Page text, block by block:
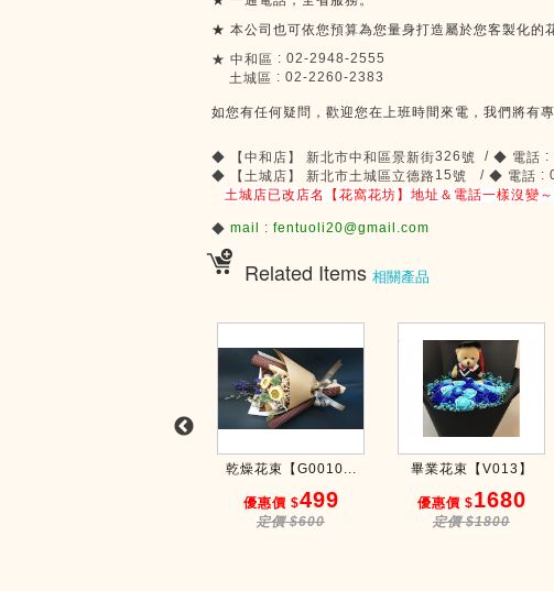
★ 本公司也可依您預算為您量身打造屬於您客製化的
★ 中和區 : 02-2948-2555
土城區 : 02-2260-2383
如您有任何疑問，歡迎您在上班時間來電，我們將有專
◆ 【中和店】 新北市中和區景新街326號 / ◆ 電話 :
◆
【土城店】 新北市土城區立德路15號 / ◆ 電話 :
土城店已改店名【花窩花坊】地址＆電話一樣沒變
◆ mail : fentuoli20@gmail.com
Related Items 相關產品
乾燥花束【G0010...
優惠價 $499
定價 $600
畢業花束【V013】
優惠價 $1680
定價 $1800